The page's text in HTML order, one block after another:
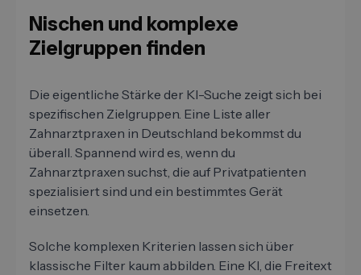
Nischen und komplexe
Zielgruppen finden
Die eigentliche Stärke der KI-Suche zeigt sich bei
spezifischen Zielgruppen. Eine Liste aller
Zahnarztpraxen in Deutschland bekommst du
überall. Spannend wird es, wenn du
Zahnarztpraxen suchst, die auf Privatpatienten
spezialisiert sind und ein bestimmtes Gerät
einsetzen.
Solche komplexen Kriterien lassen sich über
klassische Filter kaum abbilden. Eine KI, die Freitext